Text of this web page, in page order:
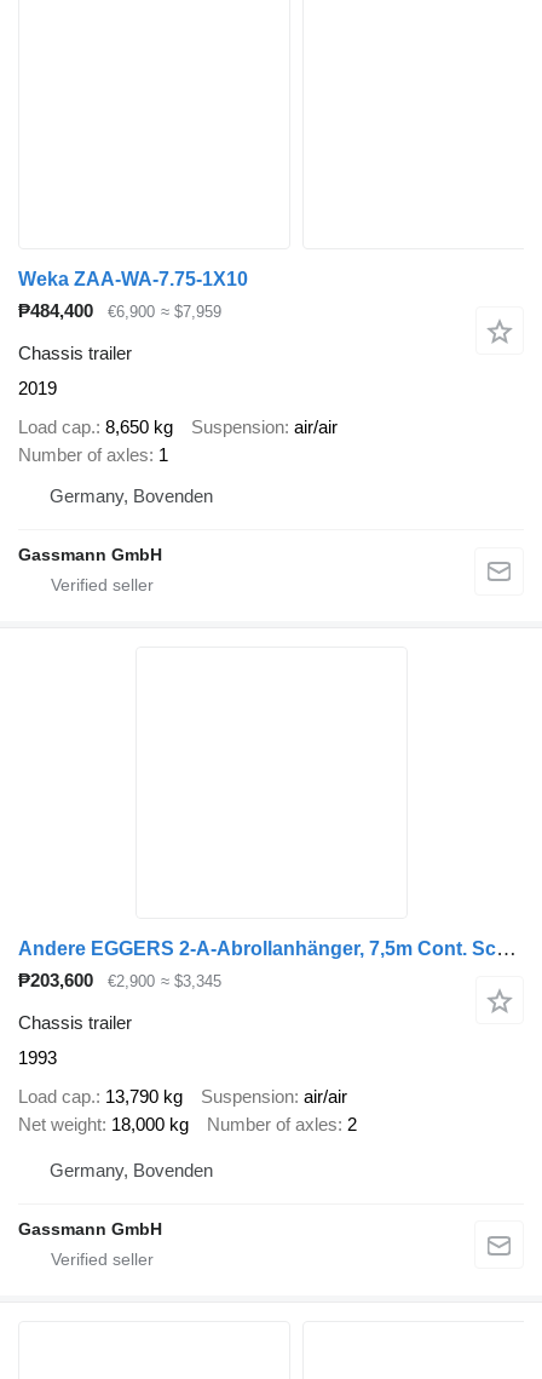
Weka ZAA-WA-7.75-1X10
₱484,400
€6,900 ≈ $7,959
Chassis trailer
2019
Load cap. 8,650 kg Suspension air/air
Number of axles 1
Germany, Bovenden
Gassmann GmbH
Andere EGGERS 2-A-Abrollanhänger, 7,5m Cont. Schlitten
₱203,600 €2,900 ≈ $3,345
Chassis trailer
1993
Load cap. 13,790 kg Suspension air/air
Net weight 18,000 kg Number of axles 2
Germany, Bovenden
Gassmann GmbH